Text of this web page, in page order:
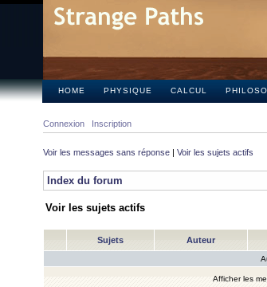
HOME PHYSIQUE CALCUL
Connexion Inscription
Voir les messages sans réponse | Voir les sujets actifs
Index du forum
Voir les sujets actifs
Sujets Auteur
Afficher les